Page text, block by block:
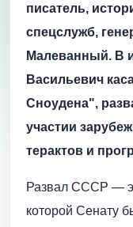
писатель,
спецслужб,
Малеванный. В
Васильевич
Сноудена",
участии
терактов и
Развал СССР —
которой Сенату